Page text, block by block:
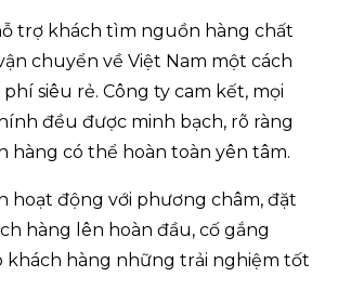
trợ khách tìm nguồn hàng chất
chuyển về Việt Nam một cách
siêu rẻ. Công ty cam kết, mọi
đều được minh bạch, rõ ràng
hàng có thể hoàn toàn yên tâm.
hoạt động với phương châm, đặt
hàng lên hoàn đầu, cố gắng
khách hàng những trải nghiệm tốt